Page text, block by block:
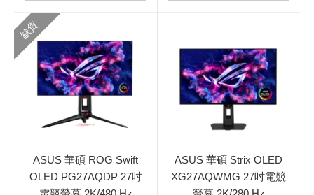
缺貨
ASUS 華碩 ROG Swift
OLED PG27AQDP 27吋
ASUS 華碩 Strix OLED
XG27AQWMG 27吋電競